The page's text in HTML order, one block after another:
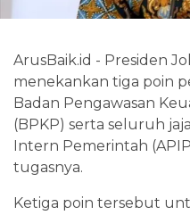
ArusBaik.id - Presiden
menekankan tiga poin
Badan Pengawasan
(BPKP) serta seluruh
Intern Pemerintah
tugasnya.
Ketiga poin tersebut